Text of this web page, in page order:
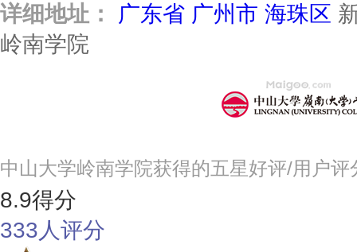
详细地址：
广东省 广州市 海珠区
岭南学院
中山大学岭南学院获得的五星好评/用户评
8.9得分
333人评分